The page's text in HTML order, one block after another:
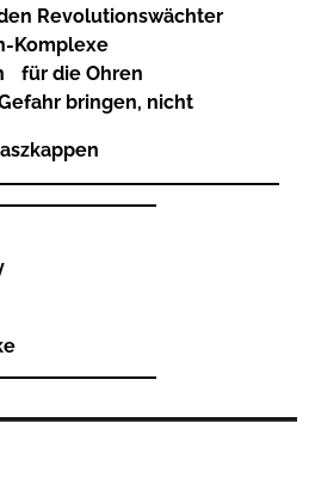
Revolutionswächter
Komplexe
für die Ohren
bringen, nicht